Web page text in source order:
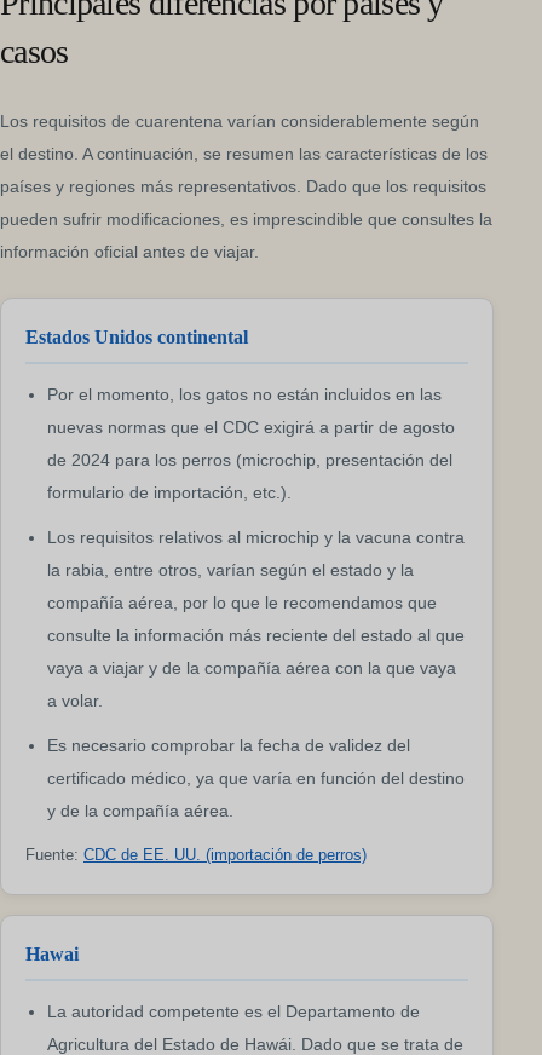
casos
Los requisitos de cuarentena varían considerablemente según
el destino. A continuación, se resumen las características de los
países y regiones más representativos. Dado que los requisitos
pueden sufrir modificaciones, es imprescindible que consultes la
información oficial antes de viajar.
Estados Unidos continental
Por el momento, los gatos no están incluidos en las
nuevas normas que el CDC exigirá a partir de agosto
de 2024 para los perros (microchip, presentación del
formulario de importación, etc.).
Los requisitos relativos al microchip y la vacuna contra
la rabia, entre otros, varían según el estado y la
compañía aérea, por lo que le recomendamos que
consulte la información más reciente del estado al que
vaya a viajar y de la compañía aérea con la que vaya
a volar.
Es necesario comprobar la fecha de validez del
certificado médico, ya que varía en función del destino
y de la compañía aérea.
Fuente: CDC de EE. UU. (importación de perros)
Hawai
La autoridad competente es el Departamento de
Agricultura del Estado de Hawái. Dado que se trata de